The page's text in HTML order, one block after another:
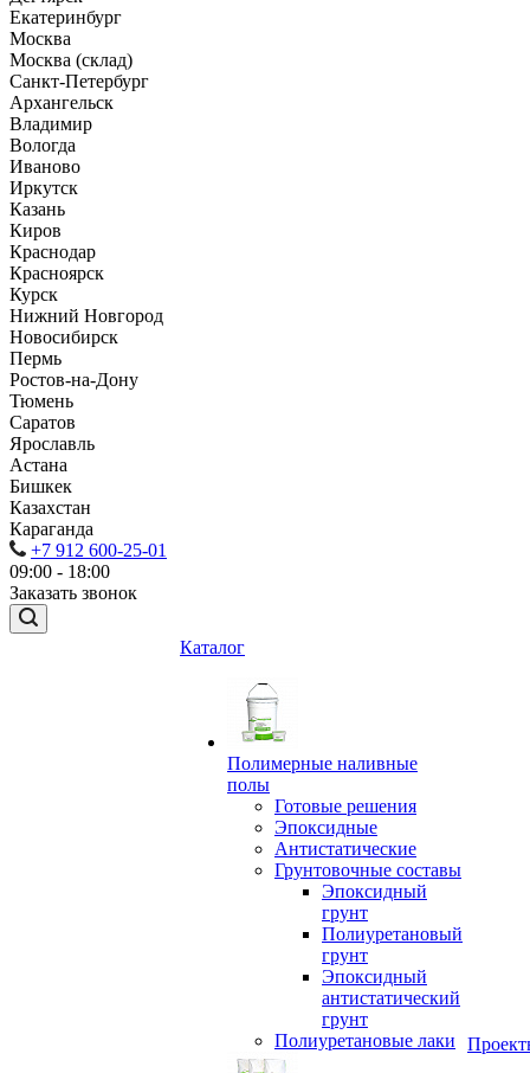
Екатеринбург
Москва
Москва (склад)
Санкт-Петербург
Архангельск
Владимир
Вологда
Иваново
Иркутск
Казань
Киров
Краснодар
Красноярск
Курск
Нижний Новгород
Новосибирск
Пермь
Ростов-на-Дону
Тюмень
Саратов
Ярославль
Астана
Бишкек
Казахстан
Караганда
+7 912 600-25-01
09:00 - 18:00
Заказать звонок
Каталог
Полимерные наливные
полы
Готовые решения
Эпоксидные
Антистатические
Грунтовочные составы
Эпоксидный
грунт
Полиуретановый
грунт
Эпоксидный
антистатический
грунт
Полиуретановые лаки